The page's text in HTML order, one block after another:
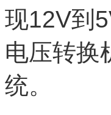
现12V到
电压转换
统。